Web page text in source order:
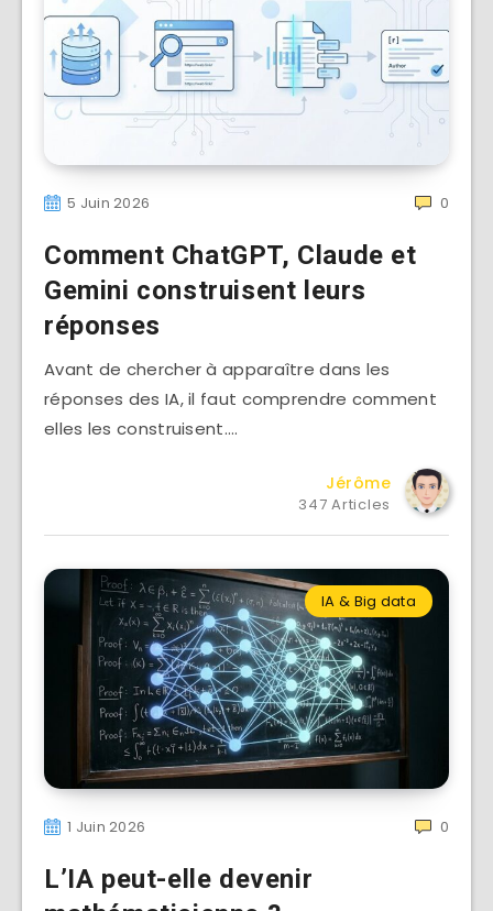
5 Juin 2026 0
Comment ChatGPT, Claude et
Gemini construisent leurs
réponses
Avant de chercher à apparaître dans les
réponses des IA, il faut comprendre comment
elles les construisent….
Jérôme
347 Articles
IA & Big data
1 Juin 2026 0
L’IA peut-elle devenir